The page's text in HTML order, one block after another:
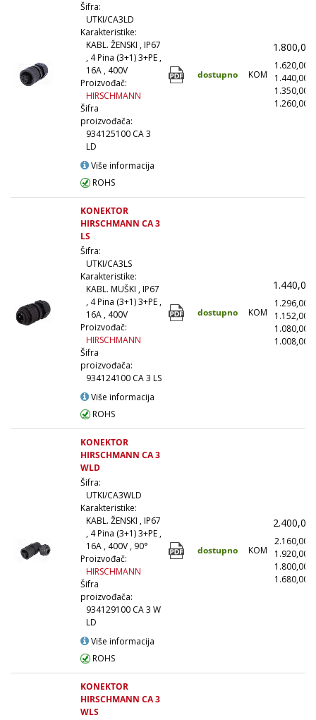
Šifra:
UTKI/CA3LD
Karakteristike:
KABL. ŽENSKI , IP67
, 4 Pina (3+1) 3+PE ,
16A , 400V
Proizvođač:
HIRSCHMANN
Šifra
proizvođača:
934125100 CA 3
LD
Više informacija
ROHS
dostupno KOM
1.800,00
1.620,00
1.440,00
1.350,00
1.260,00
KONEKTOR
HIRSCHMANN CA 3
LS
Šifra:
UTKI/CA3LS
Karakteristike:
KABL. MUŠKI , IP67
, 4 Pina (3+1) 3+PE ,
16A , 400V
Proizvođač:
HIRSCHMANN
Šifra
proizvođača:
934124100 CA 3 LS
Više informacija
ROHS
dostupno KOM
1.440,00
1.296,00
1.152,00
1.080,00
1.008,00
KONEKTOR
HIRSCHMANN CA 3
WLD
Šifra:
UTKI/CA3WLD
Karakteristike:
KABL. ŽENSKI , IP67
, 4 Pina (3+1) 3+PE ,
16A , 400V , 90°
Proizvođač:
HIRSCHMANN
Šifra
proizvođača:
934129100 CA 3 W
LD
Više informacija
ROHS
dostupno KOM
2.400,00
2.160,00
1.920,00
1.800,00
1.680,00
KONEKTOR
HIRSCHMANN CA 3
WLS